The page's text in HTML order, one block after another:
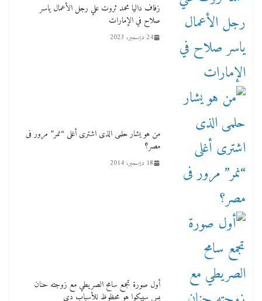
زفاف داليا محمد ثروت علي رجل الأعمال ياسر
صلاح في الإمارات
24 ديسمبر، 2023
من هو يشار حلمى الذى اشترى أغلى “نمر” مرور فى
مصر؟
18 ديسمبر، 2014
أول صورة تجمع سامح الصريطي مع زوجته حنان
بس سيبكوا هو محظوظ للأسباب دي